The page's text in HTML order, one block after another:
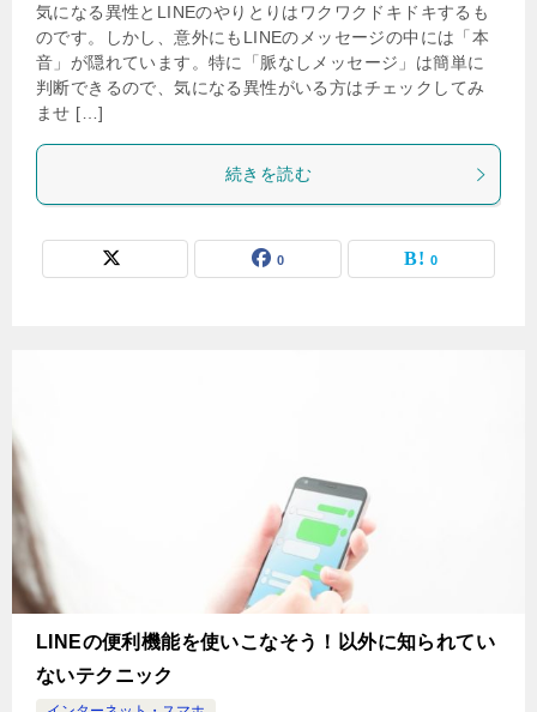
気になる異性とLINEのやりとりはワクワクドキドキするも
のです。しかし、意外にもLINEのメッセージの中には「本
音」が隠れています。特に「脈なしメッセージ」は簡単に
判断できるので、気になる異性がいる方はチェックしてみ
ませ […]
続きを読む
0 0
LINEの便利機能を使いこなそう！以外に知られてい
ないテクニック